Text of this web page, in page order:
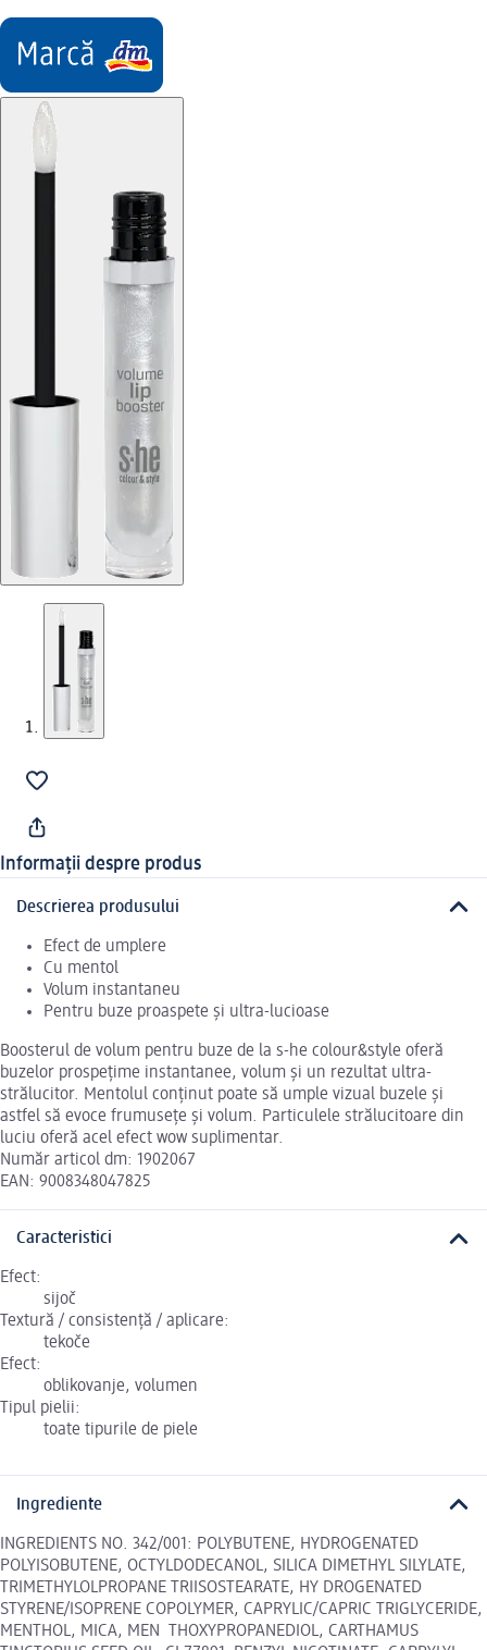
Informații despre produs
Descrierea produsului
Efect de umplere
Cu mentol
Volum instantaneu
Pentru buze proaspete și ultra-lucioase
Boosterul de volum pentru buze de la s-he colour&style oferă
buzelor prospețime instantanee, volum și un rezultat ultra-
strălucitor. Mentolul conținut poate să umple vizual buzele și
astfel să evoce frumusețe și volum. Particulele strălucitoare din
luciu oferă acel efect wow suplimentar.
Număr articol dm: 1902067
EAN: 9008348047825
Caracteristici
Efect:
sijoč
Textură / consistență / aplicare:
tekoče
Efect:
oblikovanje, volumen
Tipul pielii:
toate tipurile de piele
Ingrediente
INGREDIENTS NO. 342/001: POLYBUTENE, HYDROGENATED
POLYISOBUTENE, OCTYLDODECANOL, SILICA DIMETHYL SILYLATE,
TRIMETHYLOLPROPANE TRIISOSTEARATE, HY­ DROGENATED
STYRENE/ISOPRENE COPOLYMER, CAPRYLIC/CAPRIC TRIGLYCERIDE,
MENTHOL, MICA, MEN ­ THOXYPROPANEDIOL, CARTHAMUS